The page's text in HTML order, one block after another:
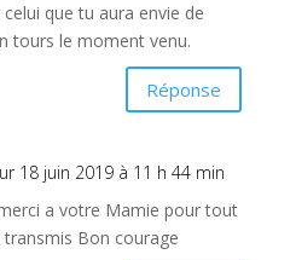
que tu aura envie de
tours le moment venu.
Réponse
18 juin 2019 à 11 h 44 min
a votre Mamie pour tout
transmis Bon courage